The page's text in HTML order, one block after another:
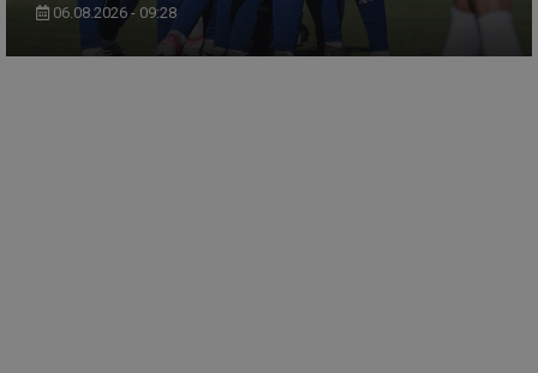
06.08.2026 - 09:28